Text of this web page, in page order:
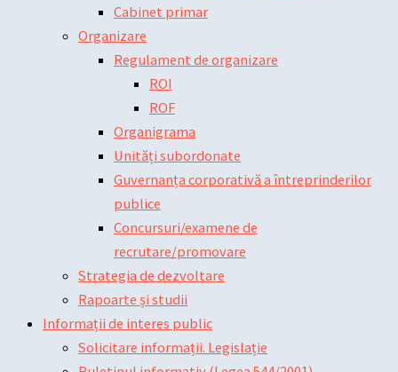
Cabinet primar
Organizare
Regulament de organizare
ROI
ROF
Organigrama
Unități subordonate
Guvernanța corporativă a întreprinderilor
publice
Concursuri/examene de
recrutare/promovare
Strategia de dezvoltare
Rapoarte și studii
Informații de interes public
Solicitare informații. Legislație